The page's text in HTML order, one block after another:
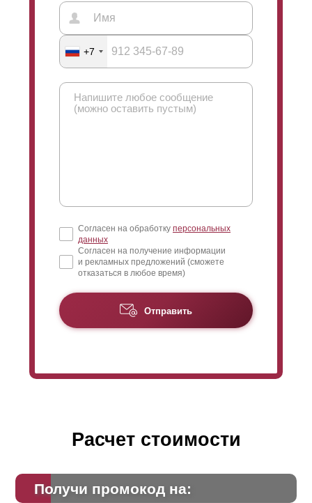
+7
Согласен на обработку персональных
данных
Согласен на получение информации
и рекламных предложений (сможете
отказаться в любое время)
Отправить
Расчет стоимости
Получи промокод на: